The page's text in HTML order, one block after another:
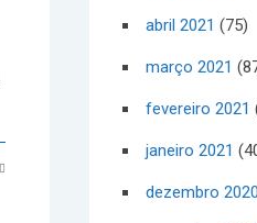
abril 2021 (75)
março 2021
fevereiro 2021
janeiro 2021
dezembro 2020